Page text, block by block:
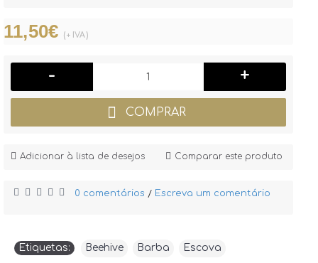
11,50€ (+ IVA)
- +
COMPRAR
Adicionar à lista de desejos Comparar este produto
0 comentários / Escreva um comentário
Etiquetas: Beehive Barba Escova